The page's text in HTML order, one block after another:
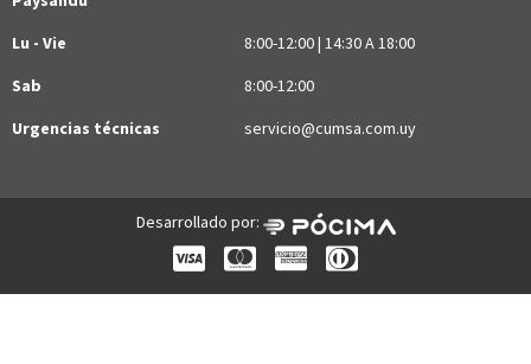
Lu - Vie
8:00-12:00 | 14:30 A 18:00
Sab
8:00-12:00
Urgencias técnicas
servicio@cumsa.com.uy
Desarrollado por: